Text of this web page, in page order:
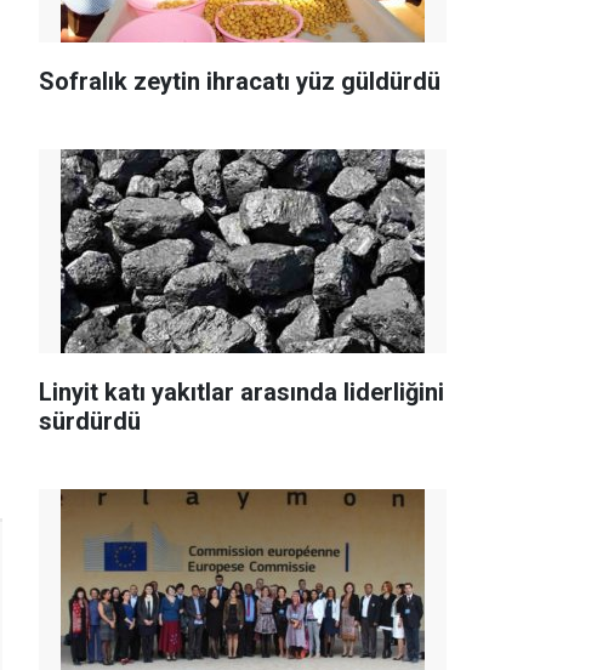
Sofralık zeytin ihracatı yüz güldürdü
Linyit katı yakıtlar arasında liderliğini
sürdürdü